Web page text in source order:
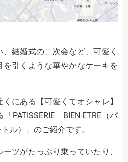
結婚式の二次会など、可愛く
を引くような華やかなケーキを
にある【可愛くてオシャレ】
PATISSERIE BIEN-ETRE（パ
ル）」のご紹介です。
ツがたっぷり乗っていたり、